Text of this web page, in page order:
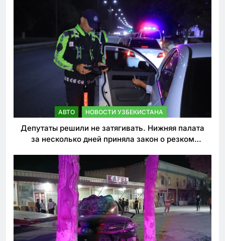
АВТО НОВОСТИ УЗБЕКИСТАНА
Депутаты решили не затягивать. Нижняя палата
за несколько дней приняла закон о резком